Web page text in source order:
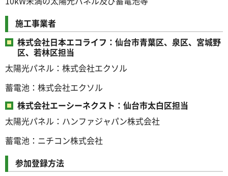
施工事業者
株式会社日本エコライフ：仙台市青葉区、泉区、宮城野
区、若林区担当
太陽光パネル：株式会社エクソル
蓄電池：株式会社エクソル
株式会社エーシーネクスト：仙台市太白区担当
太陽光パネル：ハンファジャパン株式会社
蓄電池：ニチコン株式会社
参加登録方法